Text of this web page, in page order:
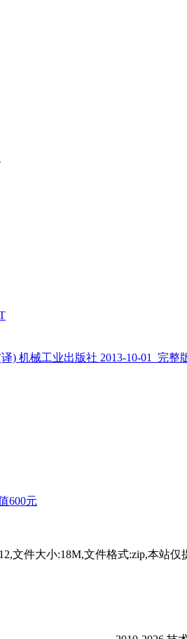
) 机械工业出版社 2013-10-01_完整
600元
文件大小:18M,文件格式:zip,本